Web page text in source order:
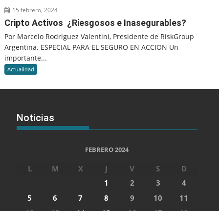
15 febrero, 2024
Cripto Activos ¿Riesgosos e Inasegurables?
Por Marcelo Rodriguez Valentini, Presidente de RiskGroup
Argentina. ESPECIAL PARA EL SEGURO EN ACCION Un
importante...
Actualidad
Noticias
FEBRERO 2024
L M X J V S
D
1
2 3
4
5
6 7 8 9 10
11